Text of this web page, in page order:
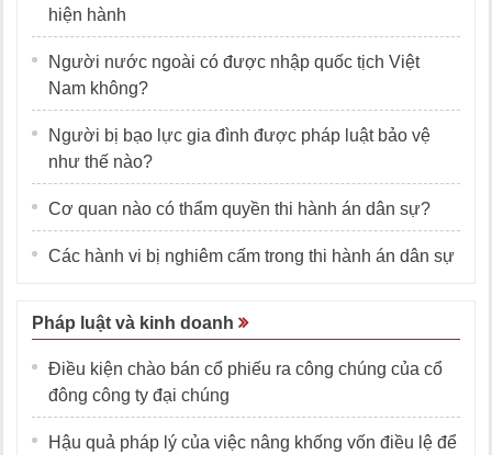
hiện hành
Người nước ngoài có được nhập quốc tịch Việt
Nam không?
Người bị bạo lực gia đình được pháp luật bảo vệ
như thế nào?
Cơ quan nào có thẩm quyền thi hành án dân sự?
Các hành vi bị nghiêm cấm trong thi hành án dân sự
Pháp luật và kinh doanh
Điều kiện chào bán cổ phiếu ra công chúng của cổ
đông công ty đại chúng
Hậu quả pháp lý của việc nâng khống vốn điều lệ để